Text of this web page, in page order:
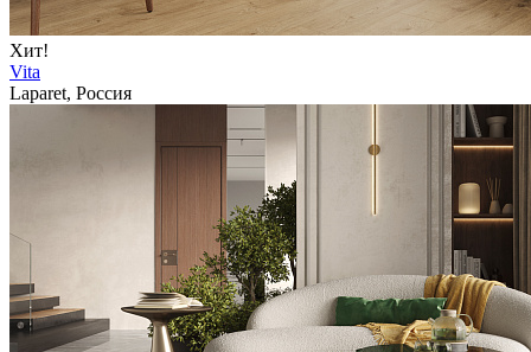
Хит!
Vita
Laparet, Россия